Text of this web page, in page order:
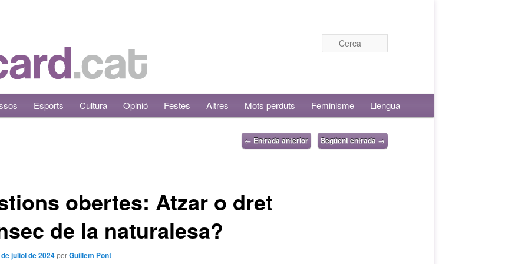
Esports Cultura Opinió Festes Altres Mots perduts Feminisme Llengua
← Entrada anterior Següent entrada →
obertes: Atzar o dret
de la naturalesa?
juliol de 2024perGuillem Pont